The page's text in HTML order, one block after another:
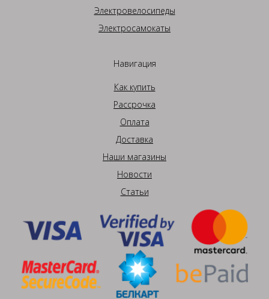
Электровелосипеды
Электросамокаты
Навигация
Как купить
Рассрочка
Оплата
Доставка
Наши магазины
Новости
Статьи